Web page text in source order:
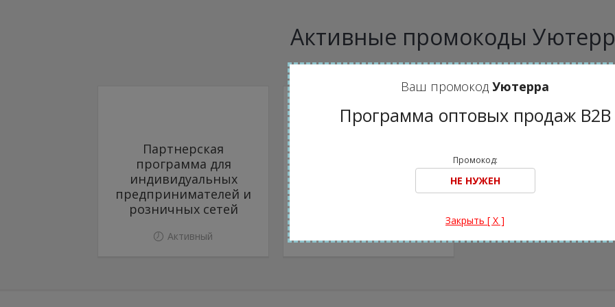
Активные промокоды
Партнерская
программа для
индивидуальных
предпринимателей и
розничных сетей
Активный
Программа оптовых
Ваш промокод Уютерра
Программа оптовых продаж B2B
Промокод:
Закрыть [ X ]